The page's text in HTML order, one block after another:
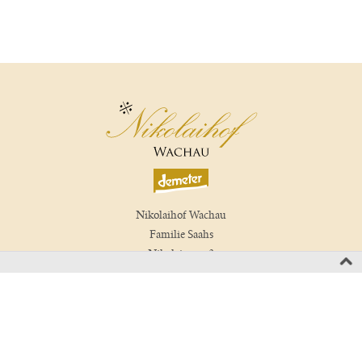
Nikolaihof Wachau
Familie Saahs
Nikolaigasse 3